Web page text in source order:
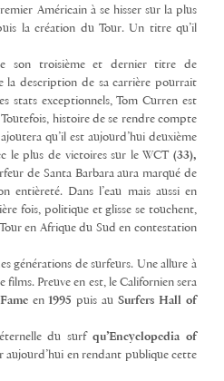
Américain à se hisser sur la plus
la création du Tour. Un titre qu’il
son troisième et dernier titre de
la description de sa carrière pourrait
stats exceptionnels, Tom Curren est
histoire de se rendre compte
qu’il est aujourd’hui deuxième
le plus de victoires sur le WCT (33),
de Santa Barbara aura marqué de
entièreté. Dans l’eau mais aussi en
fois, politique et glisse se touchent,
en Afrique du Sud en contestation
générations de surfeurs. Une allure à
films. Preuve en est, le Californien sera
en1995 puis auSurfers Hall of
du surfqu’Encyclopedia of
aujourd’hui en rendant publique cette